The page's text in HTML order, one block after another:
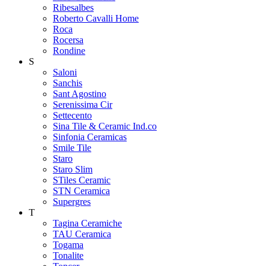
Ribesalbes
Roberto Cavalli Home
Roca
Rocersa
Rondine
S
Saloni
Sanchis
Sant Agostino
Serenissima Cir
Settecento
Sina Tile & Ceramic Ind.co
Sinfonia Ceramicas
Smile Tile
Staro
Staro Slim
STiles Ceramic
STN Ceramica
Supergres
T
Tagina Ceramiche
TAU Ceramica
Togama
Tonalite